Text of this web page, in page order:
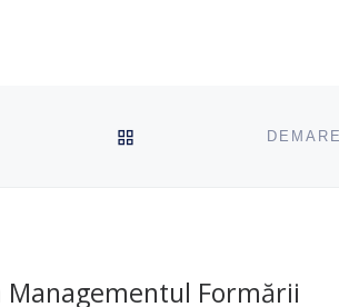
Managementul Formării